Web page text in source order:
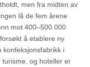
men fra midten av
lå de fem årene
mot 400–500 000
å etablere ny
konfeksjonsfabrikk i
turisme, og hoteller er